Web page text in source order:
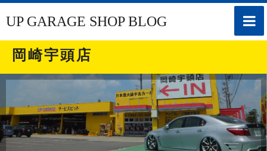
toggle
UP GARAGE SHOP BLOG
岡崎宇頭店